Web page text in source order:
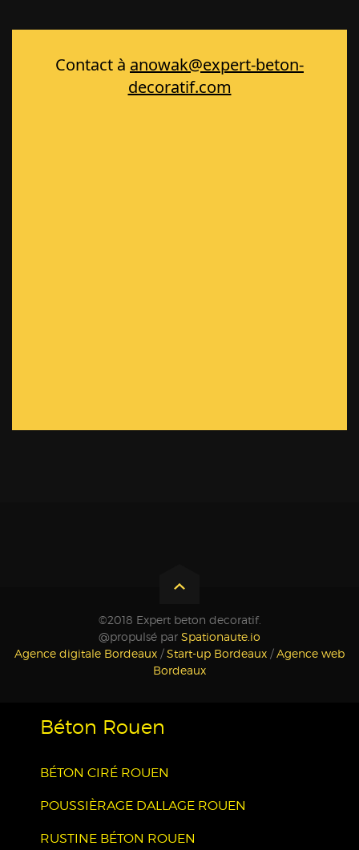
©2018 Expert beton decoratif.
@propulsé par Spationaute.io
Agence digitale Bordeaux /Start-up Bordeaux /Agence web
Bordeaux
Béton Rouen
BÉTON CIRÉ ROUEN
POUSSIÈRAGE DALLAGE ROUEN
RUSTINE BÉTON ROUEN